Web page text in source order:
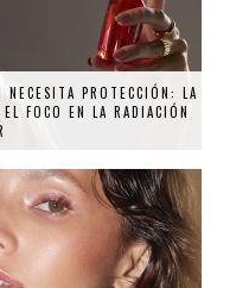
PROTECCIÓN: LA
FOCO EN LA RADIACIÓN